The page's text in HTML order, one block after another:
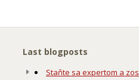
Last blogposts
Staňte sa expertom a